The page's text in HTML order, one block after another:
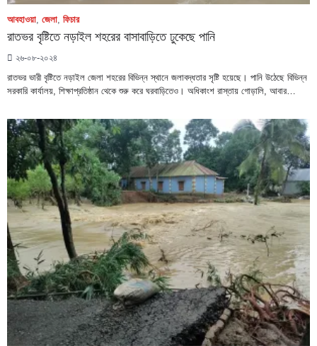
আবহাওয়া জেলা ফিচার
রাতভর বৃষ্টিতে নড়াইল শহরের বাসাবাড়িতে ঢুকেছে পানি
২৬-০৮-২০২৪
রাতভর ভারী বৃষ্টিতে নড়াইল জেলা শহরের বিভিন্ন স্থানে জলাবদ্ধতার সৃষ্টি হয়েছে। পানি উঠেছে বিভিন্ন
সরকারি কার্যালয়, শিক্ষাপ্রতিষ্ঠান থেকে শুরু করে ঘরবাড়িতেও। অধিকাংশ রাস্তায় গোড়ালি, আবার…